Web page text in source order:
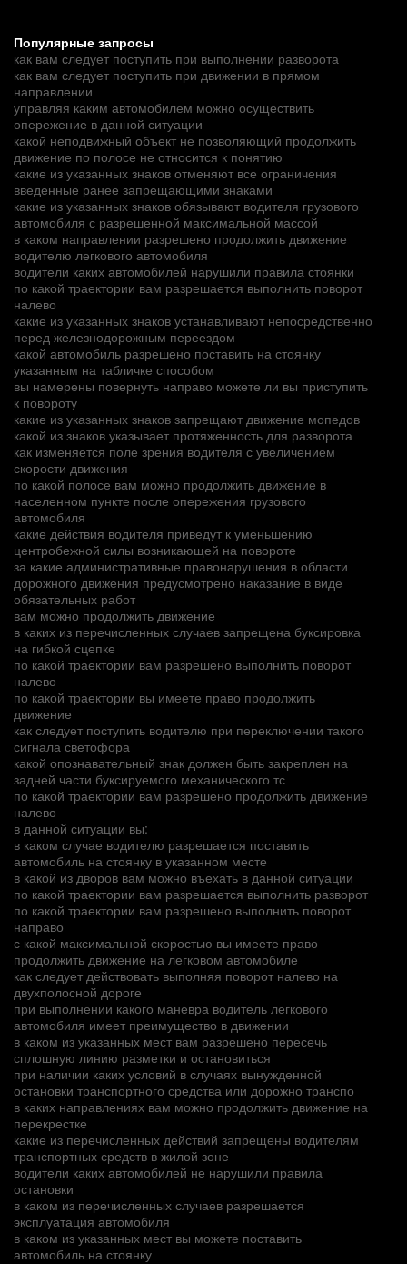
Популярные запросы
как вам следует поступить при выполнении разворота
как вам следует поступить при движении в прямом
направлении
управляя каким автомобилем можно осуществить
опережение в данной ситуации
какой неподвижный объект не позволяющий продолжить
движение по полосе не относится к понятию
какие из указанных знаков отменяют все ограничения
введенные ранее запрещающими знаками
какие из указанных знаков обязывают водителя грузового
автомобиля с разрешенной максимальной массой
в каком направлении разрешено продолжить движение
водителю легкового автомобиля
водители каких автомобилей нарушили правила стоянки
по какой траектории вам разрешается выполнить поворот
налево
какие из указанных знаков устанавливают непосредственно
перед железнодорожным переездом
какой автомобиль разрешено поставить на стоянку
указанным на табличке способом
вы намерены повернуть направо можете ли вы приступить
к повороту
какие из указанных знаков запрещают движение мопедов
какой из знаков указывает протяженность для разворота
как изменяется поле зрения водителя с увеличением
скорости движения
по какой полосе вам можно продолжить движение в
населенном пункте после опережения грузового
автомобиля
какие действия водителя приведут к уменьшению
центробежной силы возникающей на повороте
за какие административные правонарушения в области
дорожного движения предусмотрено наказание в виде
обязательных работ
вам можно продолжить движение
в каких из перечисленных случаев запрещена буксировка
на гибкой сцепке
по какой траектории вам разрешено выполнить поворот
налево
по какой траектории вы имеете право продолжить
движение
как следует поступить водителю при переключении такого
сигнала светофора
какой опознавательный знак должен быть закреплен на
задней части буксируемого механического тс
по какой траектории вам разрешено продолжить движение
налево
в данной ситуации вы:
в каком случае водителю разрешается поставить
автомобиль на стоянку в указанном месте
в какой из дворов вам можно въехать в данной ситуации
по какой траектории вам разрешается выполнить разворот
по какой траектории вам разрешено выполнить поворот
направо
с какой максимальной скоростью вы имеете право
продолжить движение на легковом автомобиле
как следует действовать выполняя поворот налево на
двухполосной дороге
при выполнении какого маневра водитель легкового
автомобиля имеет преимущество в движении
в каком из указанных мест вам разрешено пересечь
сплошную линию разметки и остановиться
при наличии каких условий в случаях вынужденной
остановки транспортного средства или дорожно транспо
в каких направлениях вам можно продолжить движение на
перекрестке
какие из перечисленных действий запрещены водителям
транспортных средств в жилой зоне
водители каких автомобилей не нарушили правила
остановки
в каком из перечисленных случаев разрешается
эксплуатация автомобиля
в каком из указанных мест вы можете поставить
автомобиль на стоянку